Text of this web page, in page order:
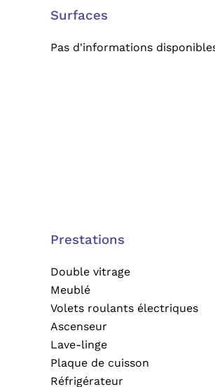
Surfaces
Pas d'informations
Prestations
Double vitrage
Meublé
Volets roulants électriques
Ascenseur
Lave-linge
Plaque de cuisson
Réfrigérateur